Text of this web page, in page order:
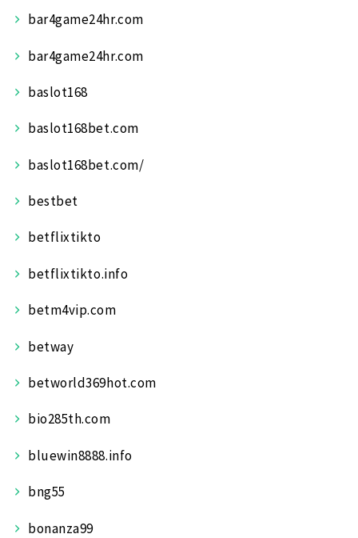
bar4game24hr.com
bar4game24hr.com
baslot168
baslot168bet.com
baslot168bet.com/
bestbet
betflixtikto
betflixtikto.info
betm4vip.com
betway
betworld369hot.com
bio285th.com
bluewin8888.info
bng55
bonanza99